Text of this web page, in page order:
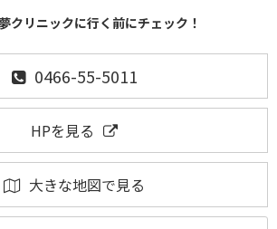
クリニックに行く前にチェック！
0466-55-5011
HPを見る
大きな地図で見る